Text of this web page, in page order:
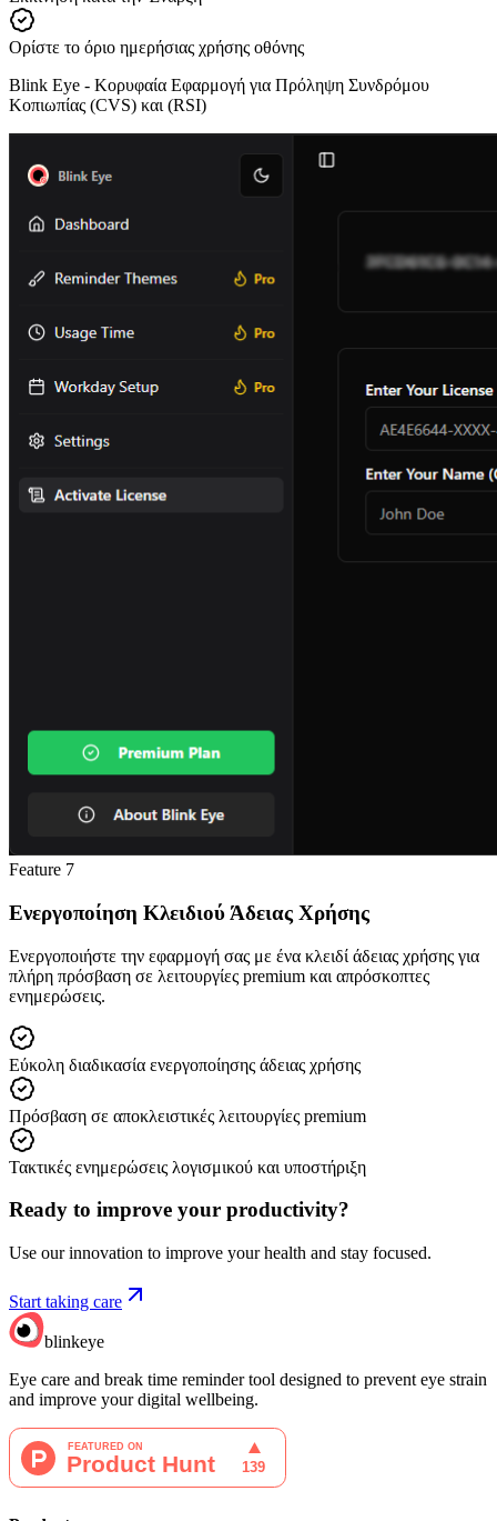
Ορίστε το όριο ημερήσιας χρήσης οθόνης
Blink Eye - Κορυφαία Εφαρμογή για Πρόληψη Συνδρόμου
Κοπιωπίας (CVS) και (RSI)
Feature 7
Ενεργοποίηση Κλειδιού Άδειας Χρήσης
Ενεργοποιήστε την εφαρμογή σας με ένα κλειδί άδειας χρήσης για
πλήρη πρόσβαση σε λειτουργίες premium και απρόσκοπτες
ενημερώσεις.
Εύκολη διαδικασία ενεργοποίησης άδειας χρήσης
Πρόσβαση σε αποκλειστικές λειτουργίες premium
Τακτικές ενημερώσεις λογισμικού και υποστήριξη
Ready to improve your productivity?
Use our innovation to improve your health and stay focused.
Start taking care
blinkeye
Eye care and break time reminder tool designed to prevent eye strain
and improve your digital wellbeing.